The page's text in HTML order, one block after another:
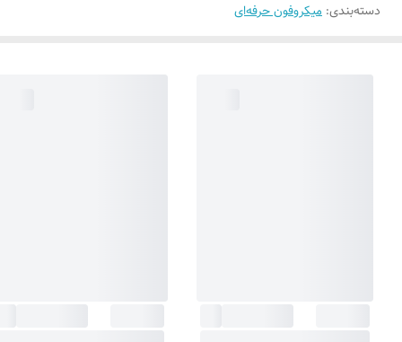
دسته‌بندی: میکروفون حرفه‌ای